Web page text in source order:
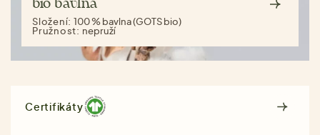
bio bavlna
Složení:100 % bavlna (GOTS bio)
Pružnost: nepruží
Certifikáty